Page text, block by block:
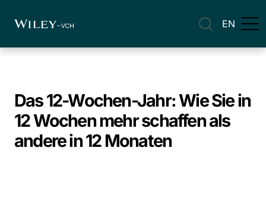
EN
Das 12-Wochen-Jahr: Wie Sie in
12 Wochen mehr schaffen als
andere in 12 Monaten